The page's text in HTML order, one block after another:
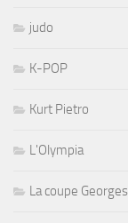
judo
K-POP
Kurt Pietro
L'Olympia
La coupe